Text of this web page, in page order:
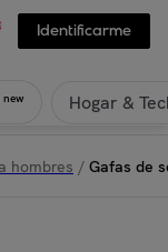
Identificarme
new Hogar &
hombres / Gafas de